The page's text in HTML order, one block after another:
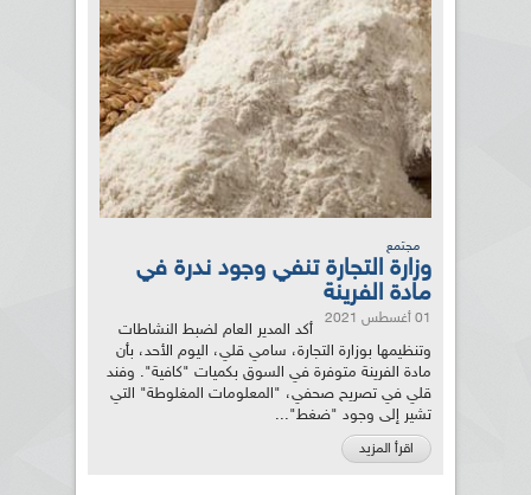
مجتمع
وزارة التجارة تنفي وجود ندرة في
مادة الفرينة
01 أغسطس 2021
أكد المدير العام لضبط النشاطات
وتنظيمها بوزارة التجارة، سامي قلي، اليوم الأحد، بأن
مادة الفرينة متوفرة في السوق بكميات "كافية". وفند
قلي في تصريح صحفي، "المعلومات المغلوطة" التي
تشير إلى وجود "ضغط"...
اقرأ المزيد